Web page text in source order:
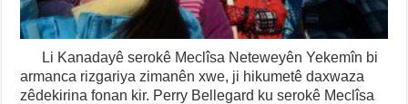
Li Kanadayê serokê Meclîsa Neteweyên Yekemîn bi
armanca rizgariya zimanên xwe, ji hikumetê daxwaza
zêdekirina fonan kir. Perry Bellegard ku serokê Meclîsa